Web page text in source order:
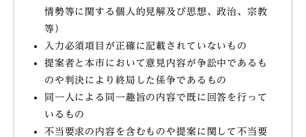
情勢等に関する個人的見解及び思想、政治、宗教
等）
入力必須項目が正確に記載されていないもの
提案者と本市において意見内容が争訟中であるも
のや判決により終局した係争であるもの
同一人による同一趣旨の内容で既に回答を行って
いるもの
不当要求の内容を含むものや提案に関して不当要